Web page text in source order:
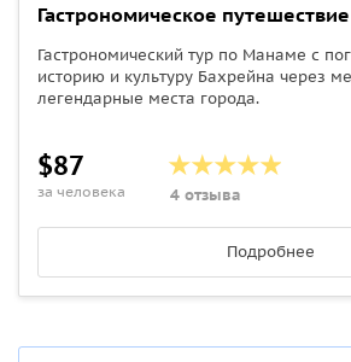
Гастрономическое
Гастрономический тур по Манаме с
историю и культуру Бахрейна через
легендарные места города.
$87
за человека 4 отзыва
Подробнее